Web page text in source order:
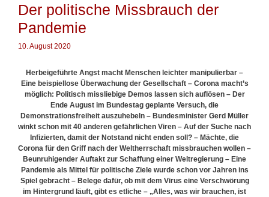
u
e
w
ö
r
t
Der politische Missbrauch der
Pandemie
10. August 2020
Herbeigeführte Angst macht Menschen leichter manipulierbar –
Eine beispiellose Überwachung der Gesellschaft – Corona macht’s
möglich: Politisch missliebige Demos lassen sich auflösen – Der
Ende August im Bundestag geplante Versuch, die
Demonstrationsfreiheit auszuhebeln – Bundesminister Gerd Müller
winkt schon mit 40 anderen gefährlichen Viren – Auf der Suche nach
Infizierten, damit der Notstand nicht enden soll? – Mächte, die
Corona für den Griff nach der Weltherrschaft missbrauchen wollen –
Beunruhigender Auftakt zur Schaffung einer Weltregierung – Eine
Pandemie als Mittel für politische Ziele wurde schon vor Jahren ins
Spiel gebracht – Belege dafür, ob mit dem Virus eine Verschwörung
im Hintergrund läuft, gibt es etliche – „Alles, was wir brauchen, ist